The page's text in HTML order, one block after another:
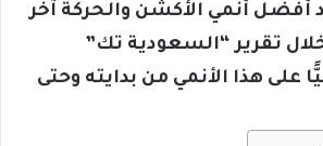
أنمي الأكشن والحركة آخر
خلال تقرير “السعودية تك”
هذا الأنمي من بدايته وحتى